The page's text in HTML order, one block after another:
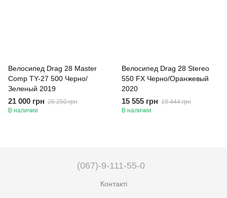
Велосипед Drag 28 Master
Comp TY-27 500 Черно/
Зеленый 2019
21 000 грн 26 250 грн
В наличии
Велосипед Drag 28 Stereo
550 FX Черно/Оранжевый
2020
15 555 грн 19 444 грн
В наличии
(067)-9-111-55-0
Контакті